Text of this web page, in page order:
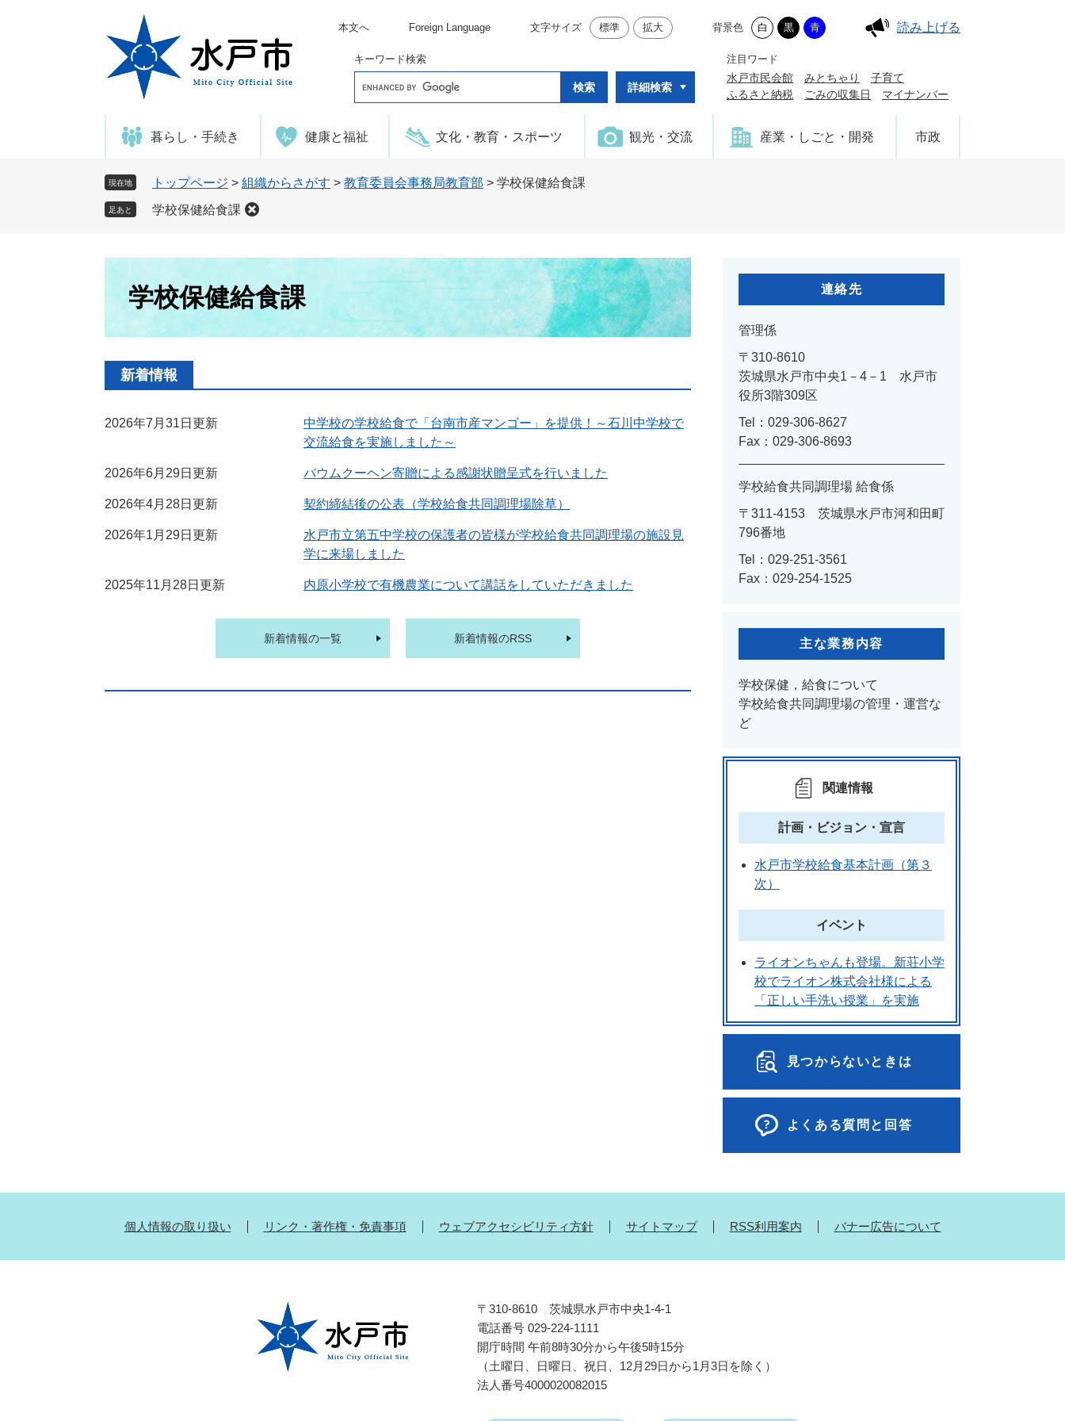
本文へ Foreign Language 文字サイズ 標準 拡大 背景色 白 黒 青 読み上げる
キーワード検索
o
e
タ
ム
詳細検索
注目ワード
水戸市民会館 みとちゃり
子育て
ふるさと納税
ごみの収集日 マイナンバー
暮らし・手続き 健康と福祉 文化・教育・スポーツ 観光・交流 産業・しごと・開発 市政
現在地 トップページ > 組織からさがす > 教育委員会事務局教育部 > 学校保健給食課
足あと 学校保健給食課
学校保健給食課
新着情報
2026年7月31日更新
中学校の学校給食で「台南市産マンゴー」を提供！～石川中学校で
交流給食を実施しました～
2026年6月29日更新 バウムクーヘン寄贈による感謝状贈呈式を行いました
2026年4月28日更新 契約締結後の公表（学校給食共同調理場除草）
2026年1月29日更新
水戸市立第五中学校の保護者の皆様が学校給食共同調理場の施設見
学に来場しました
2025年11月28日更新 内原小学校で有機農業について講話をしていただきました
新着情報の一覧 新着情報のRSS
連絡先
管理係
〒310-8610
茨城県水戸市中央1－4－1 水戸市
役所3階309区
Tel：029-306-8627
Fax：029-306-8693
学校給食共同調理場 給食係
〒311-4153 茨城県水戸市河和田町
796番地
Tel：029-251-3561
Fax：029-254-1525
主な業務内容
学校保健，給食について
学校給食共同調理場の管理・運営な
ど
関連情報
計画・ビジョン・宣言
水戸市学校給食基本計画（第３
次）
イベント
ライオンちゃんも登場。新荘小学
校でライオン株式会社様による
「正しい手洗い授業」を実施
見つからないときは
よくある質問と回答
個人情報の取り扱い リンク・著作権・免責事項 ウェブアクセシビリティ方針 サイトマップ RSS利用案内 バナー広告について
〒310-8610 茨城県水戸市中央1-4-1
電話番号 029-224-1111
開庁時間 午前8時30分から午後5時15分
（土曜日、日曜日、祝日、12月29日から1月3日を除く）
法人番号4000020082015